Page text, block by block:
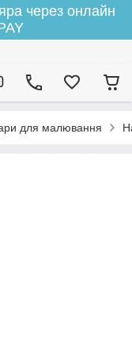
через онлайн
для малювання